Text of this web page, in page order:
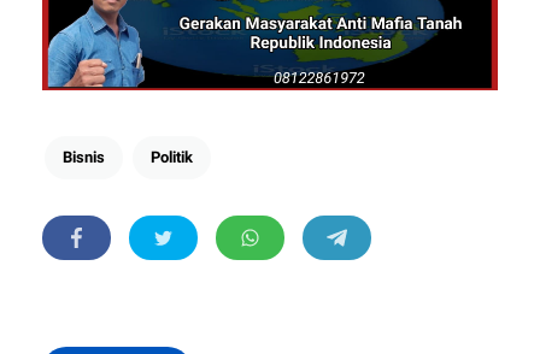
Bisnis Politik